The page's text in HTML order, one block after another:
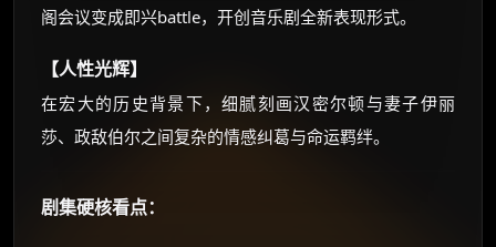
阁会议变成即兴battle，开创音乐剧全新表现形式。
【人性光辉】
在宏大的历史背景下，细腻刻画汉密尔顿与妻子伊丽
莎、政敌伯尔之间复杂的情感纠葛与命运羁绊。
剧集硬核看点：